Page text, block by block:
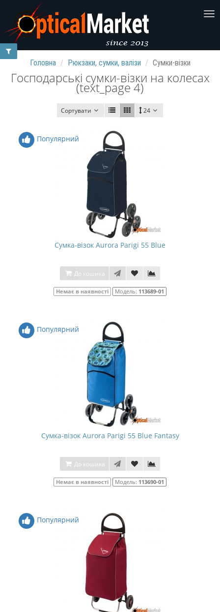
Головна Рюкзаки, сумки, валізи Сумки-візки
Господарські сумки-візки на колесах
(text_page 4)
Сортувати 24
Популярний
Сумка-візок Aurora Parigi 55 Blue
До кошика
Немає в наявності Модель: 113689-01
Популярний
Сумка-візок Aurora Parigi 55 Blue Fantasy
До кошика
Немає в наявності Модель: 113690-01
Популярний